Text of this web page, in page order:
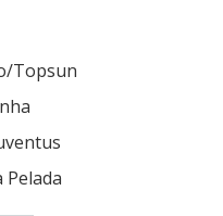
Topsun
Pelada